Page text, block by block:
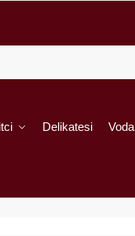
Delikatesi Voda